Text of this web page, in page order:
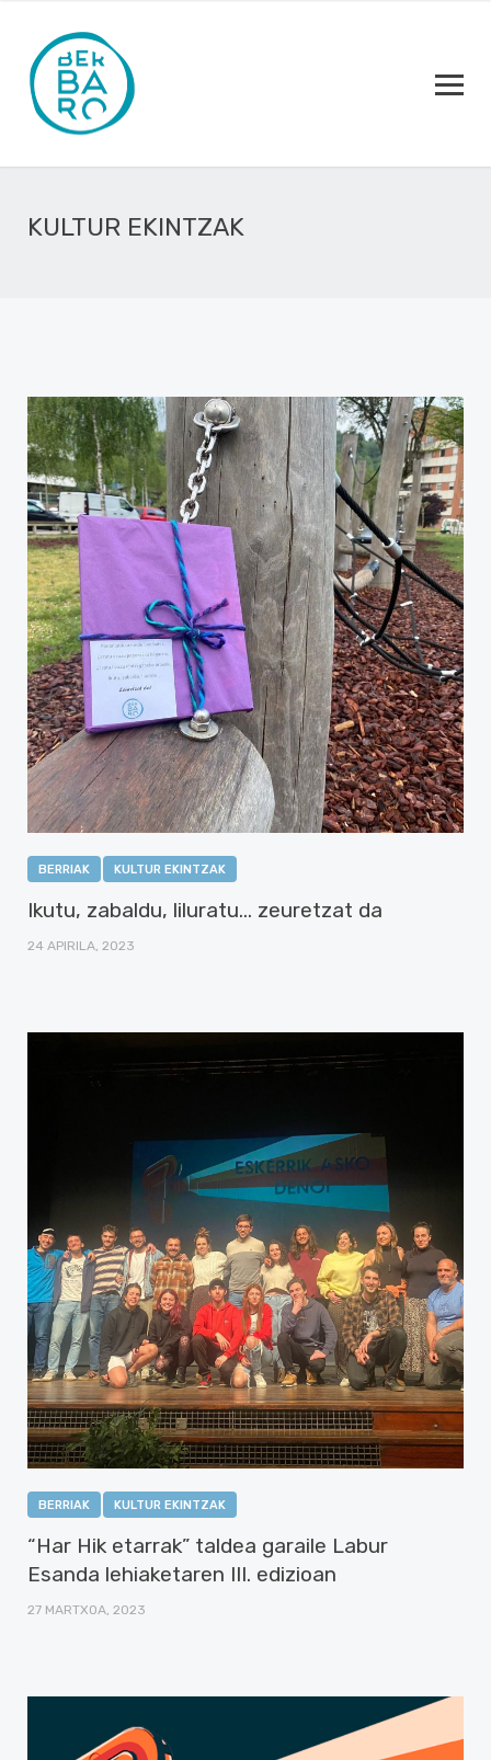
KULTUR EKINTZAK
BERRIAK KULTUR EKINTZAK
Ikutu, zabaldu, liluratu… zeuretzat da
24 APIRILA, 2023
BERRIAK KULTUR EKINTZAK
“Har Hik etarrak” taldea garaile Labur
Esanda lehiaketaren III. edizioan
27 MARTXOA, 2023